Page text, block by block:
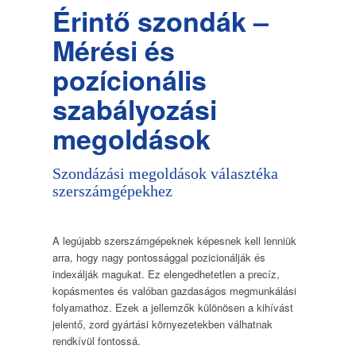
Érintő szondák –
Mérési és
pozícionális
szabályozási
megoldások
Szondázási megoldások választéka
szerszámgépekhez
A legújabb szerszámgépeknek képesnek kell lenniük
arra, hogy nagy pontossággal pozicionálják és
indexálják magukat. Ez elengedhetetlen a precíz,
kopásmentes és valóban gazdaságos megmunkálási
folyamathoz. Ezek a jellemzők különösen a kihívást
jelentő, zord gyártási környezetekben válhatnak
rendkívül fontossá.